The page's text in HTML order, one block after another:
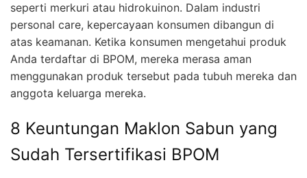
seperti merkuri atau hidrokuinon. Dalam industri
personal care, kepercayaan konsumen dibangun di
atas keamanan. Ketika konsumen mengetahui produk
Anda terdaftar di BPOM, mereka merasa aman
menggunakan produk tersebut pada tubuh mereka dan
anggota keluarga mereka.
8 Keuntungan Maklon Sabun yang
Sudah Tersertifikasi BPOM